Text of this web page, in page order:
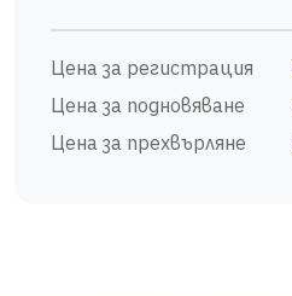
Цена за регистрация
Цена за подновяване
Цена за прехвърляне